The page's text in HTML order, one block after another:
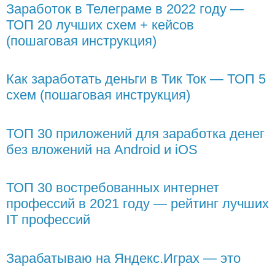
Заработок в Телеграме в 2022 году —
ТОП 20 лучших схем + кейсов
(пошаговая инструкция)
Как заработать деньги в Тик Ток — ТОП 5
схем (пошаговая инструкция)
ТОП 30 приложений для заработка денег
без вложений на Android и iOS
ТОП 30 востребованных интернет
профессий в 2021 году — рейтинг лучших
IT профессий
Зарабатываю на Яндекс.Играх — это